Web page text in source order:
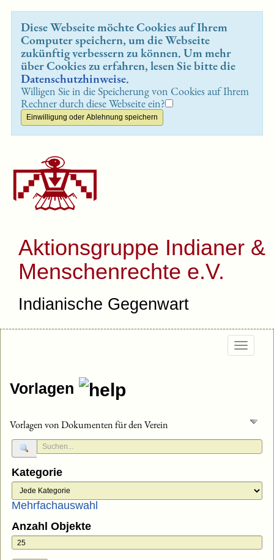
Diese Webseite möchte Cookies auf Ihrem
Computer speichern, um die Webseite
zukünftig verbessern zu können. Um mehr
über Cookies zu erfahren, lesen Sie bitte die
Datenschutzhinweise.
Willigen Sie in die Speicherung von Cookies auf Ihrem
Rechner durch diese Webseite ein?
Aktionsgruppe Indianer &
Menschenrechte e.V.
Indianische Gegenwart
Vorlagen
Vorlagen von Dokumenten für den Verein
Kategorie
Mehrfachauswahl
Anzahl Objekte